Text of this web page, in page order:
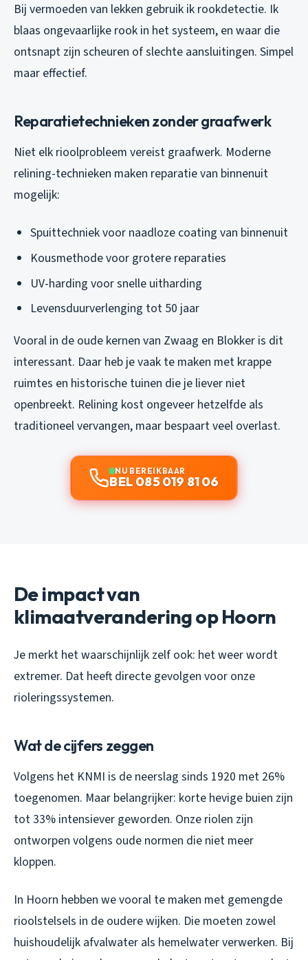
Bij vermoeden van lekken gebruik ik rookdetectie. Ik
blaas ongevaarlijke rook in het systeem, en waar die
ontsnapt zijn scheuren of slechte aansluitingen. Simpel
maar effectief.
Reparatietechnieken zonder graafwerk
Niet elk rioolprobleem vereist graafwerk. Moderne
relining-technieken maken reparatie van binnenuit
mogelijk:
Spuittechniek voor naadloze coating van binnenuit
Kousmethode voor grotere reparaties
UV-harding voor snelle uitharding
Levensduurverlenging tot 50 jaar
Vooral in de oude kernen van Zwaag en Blokker is dit
interessant. Daar heb je vaak te maken met krappe
ruimtes en historische tuinen die je liever niet
openbreekt. Relining kost ongeveer hetzelfde als
traditioneel vervangen, maar bespaart veel overlast.
NU BEREIKBAAR
BEL 085 019 81 06
De impact van
klimaatverandering op Hoorn
Je merkt het waarschijnlijk zelf ook: het weer wordt
extremer. Dat heeft directe gevolgen voor onze
rioleringssystemen.
Wat de cijfers zeggen
Volgens het KNMI is de neerslag sinds 1920 met 26%
toegenomen. Maar belangrijker: korte hevige buien zijn
tot 33% intensiever geworden. Onze riolen zijn
ontworpen volgens oude normen die niet meer
kloppen.
In Hoorn hebben we vooral te maken met gemengde
rioolstelsels in de oudere wijken. Die moeten zowel
huishoudelijk afvalwater als hemelwater verwerken. Bij